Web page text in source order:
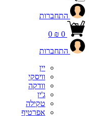
התחברות
0
0 ₪
התחברות
יין
וויסקי
וודקה
ג'ין
טקילה
אפרטיף